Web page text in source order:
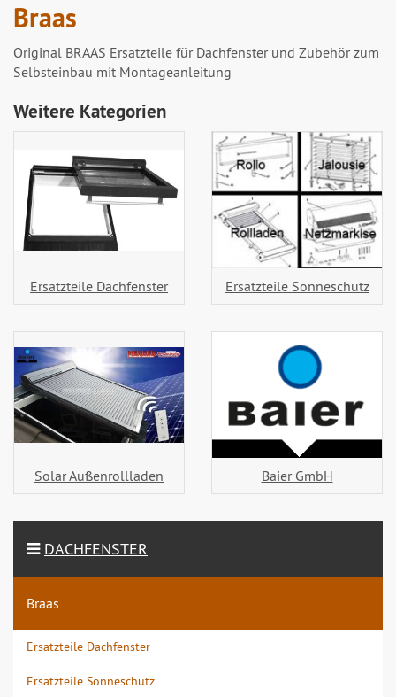
Braas
Original BRAAS Ersatzteile für Dachfenster und Zubehör zum
Selbsteinbau mit Montageanleitung
Weitere Kategorien
Ersatzteile Dachfenster Ersatzteile Sonneschutz
Solar Außenrollladen Baier GmbH
DACHFENSTER
Braas
Ersatzteile Dachfenster
Ersatzteile Sonneschutz